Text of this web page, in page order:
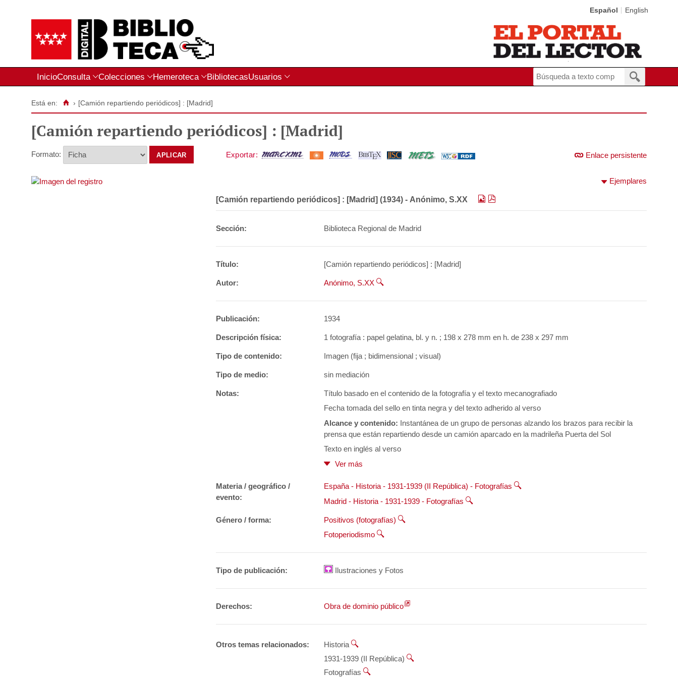
Español English
InicioConsulta Colecciones Hemeroteca BibliotecasUsuarios
Está en: › [Camión repartiendo periódicos] : [Madrid]
[Camión repartiendo periódicos] : [Madrid]
Enlace persistente
Formato:
Ejemplares
[Camión repartiendo periódicos] : [Madrid] (1934) - Anónimo, S.XX
Sección: Biblioteca Regional de Madrid
Título: [Camión repartiendo periódicos] : [Madrid]
Autor: Anónimo, S.XX
Publicación: 1934
Descripción física: 1 fotografía : papel gelatina, bl. y n. ; 198 x 278 mm en h. de 238 x 297 mm
Tipo de contenido: Imagen (fija ; bidimensional ; visual)
Tipo de medio: sin mediación
Notas:
Título basado en el contenido de la fotografía y el texto mecanografiado
Fecha tomada del sello en tinta negra y del texto adherido al verso
Alcance y contenido: Instantánea de un grupo de personas alzando los brazos para recibir la
prensa que están repartiendo desde un camión aparcado en la madrileña Puerta del Sol
Texto en inglés al verso
Ver más
Materia / geográfico /
evento:
España - Historia - 1931-1939 (II República) - Fotografías
Madrid - Historia - 1931-1939 - Fotografías
Género / forma:
Positivos (fotografías)
Fotoperiodismo
Tipo de publicación: Ilustraciones y Fotos
Derechos: Obra de dominio público
Otros temas relacionados:
Historia
1931-1939 (II República)
Fotografías